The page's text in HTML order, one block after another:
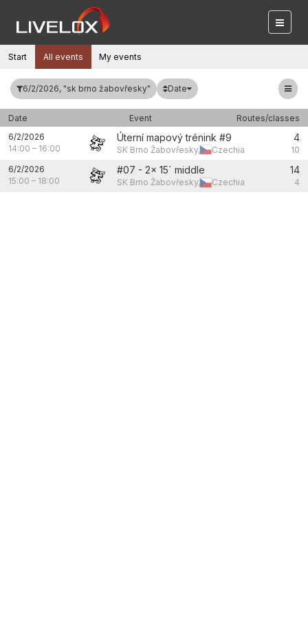
Start All events My events
6/2/2026, "sk brno žabovřesky" Date
Date Event
Routes/classes
6/2/2026
14:00 – 16:00
Úterní mapový trénink #9
SK Brno Žabovřesky, Czechia
4
10
6/2/2026
15:00 – 18:00
#07 - 2x 15´ middle
SK Brno Žabovřesky, Czechia
14
4